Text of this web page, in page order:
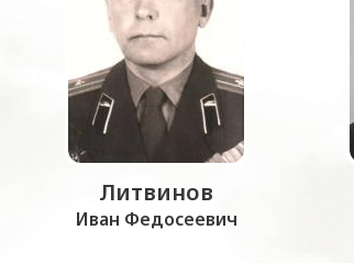
Литвинов
Иван Федосеевич